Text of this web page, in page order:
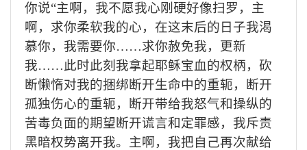
你说“主啊，我不愿我心刚硬好像扫罗，主
啊，求你柔软我的心，在这末后的日子我渴
慕你，我需要你……求你赦免我，更新
我……此时此刻我拿起耶稣宝血的权柄，砍
断懒惰对我的捆绑断开生命中的重轭，断开
孤独伤心的重轭，断开带给我怒气和操纵的
苦毒负面的期望断开谎言和定罪感，我斥责
黑暗权势离开我。主啊，我把自己再次献给